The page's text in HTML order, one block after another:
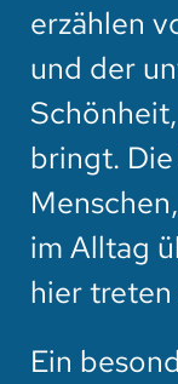
erzählen
und der
bringt.
im Alltag
hier treten
Ein